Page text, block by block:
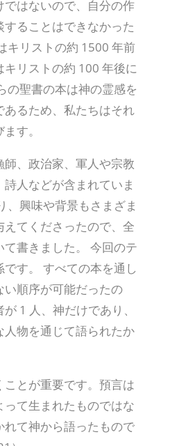
はないので、自分の作
ることはできなかった
キリストの約 1500 年前
リストの約 100 年後に
の聖書の本は神の霊感を
るため、私たちはそれ
す。
、政治家、軍人や宗教
人などが含まれていま
、興味や背景もさまざま
てくださったので、全
書きました。 今回のテ
す。 すべての本を通し
順序が可能だったの
1 人、神だけであり、
物を通じて語られたか
とが重要です。預言は
て生まれたものではな
れて神から語ったもので